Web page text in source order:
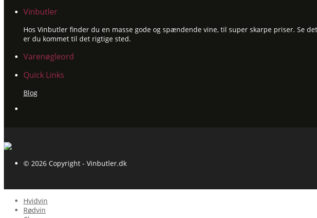
Vinbutler
Hos Vinbutler finder du en masse gode og spændende vine, til super skarpe priser. Se
er du kommet til det rigtige sted.
Varenøgleord
Quick Links
Blog
© 2026 Copyright - Vinbutler.dk
Hvidvin
Rødvin